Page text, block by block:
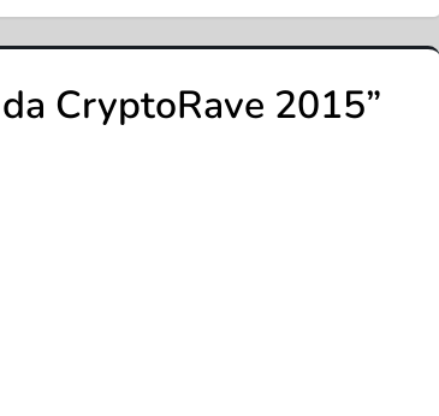
CryptoRave 2015”